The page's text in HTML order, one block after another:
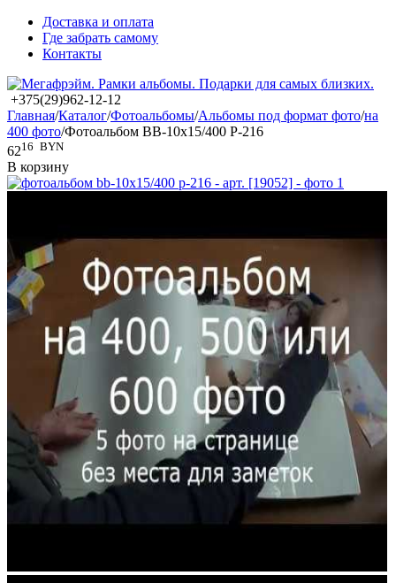
Доставка и оплата
Где забрать самому
Контакты
+375(29)962-12-12
Главная/Каталог/Фотоальбомы/Альбомы под формат фото/на
400 фото/Фотоальбом BB-10x15/400 P-216
6216 BYN
В корзину